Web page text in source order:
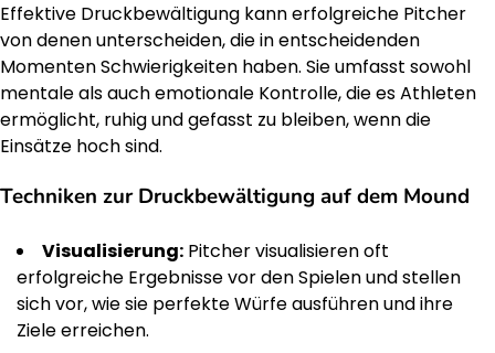
Effektive Druckbewältigung kann erfolgreiche Pitcher
von denen unterscheiden, die in entscheidenden
Momenten Schwierigkeiten haben. Sie umfasst sowohl
mentale als auch emotionale Kontrolle, die es Athleten
ermöglicht, ruhig und gefasst zu bleiben, wenn die
Einsätze hoch sind.
Techniken zur Druckbewältigung auf dem Mound
Visualisierung: Pitcher visualisieren oft
erfolgreiche Ergebnisse vor den Spielen und stellen
sich vor, wie sie perfekte Würfe ausführen und ihre
Ziele erreichen.